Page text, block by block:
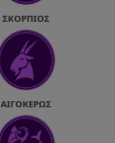
ΣΚΟΡΠΙΌΣ
ΑΙΓΌΚΕΡΩΣ